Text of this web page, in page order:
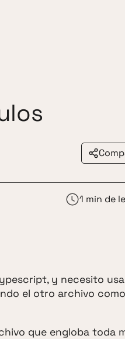
y necesito
el otro archivo
que engloba toda
1 min de